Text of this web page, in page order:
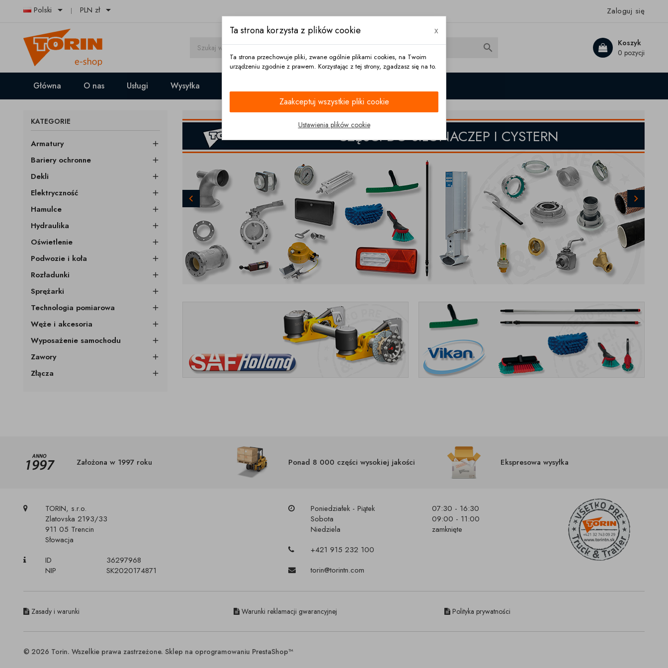
Polski  PLN zł  Zaloguj się
Koszyk
0 pozycji

Główna O nas Usługi Wysyłka
KATEGORIE
Armatury 
Bariery ochronne 
Dekli 
Elektryczność 
Hamulce 
Hydraulika 
Oświetlenie 
Podwozie i koła 
Rozładunki 
Sprężarki 
Technologia pomiarowa 
Węże i akcesoria 
Wyposażenie samochodu 
Zawory 
Złącza 
CZĘŚCI DO SILONACZEP I CYSTERN

Poprzedni

Następny
Założona w 1997 roku Ponad 8 000 części wysokiej jakości Ekspresowa wysyłka
TORIN, s.r.o.
Zlatovska 2193/33
911 05 Trencin
Słowacja
ID
36297968
NIP
SK2020174871
Poniedziałek - Piątek
07:30 - 16:30
Sobota
09:00 - 11:00
Niedziela
zamknięte
+421 915 232 100
torin@torintn.com
Zasady i warunki Warunki reklamacji gwarancyjnej Polityka prywatności
© 2026 Torin. Wszelkie prawa zastrzeżone. Sklep na oprogramowaniu PrestaShop™
Ta strona korzysta z plików cookie x
Ta strona przechowuje pliki, zwane ogólnie plikami cookies, na Twoim
urządzeniu zgodnie z prawem. Korzystając z tej strony, zgadzasz się na to.
Zaakceptuj wszystkie pliki cookie
Ustawienia plików cookie